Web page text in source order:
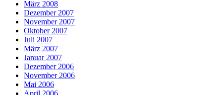
März 2008
Dezember 2007
November 2007
Oktober 2007
Juli 2007
März 2007
Januar 2007
Dezember 2006
November 2006
Mai 2006